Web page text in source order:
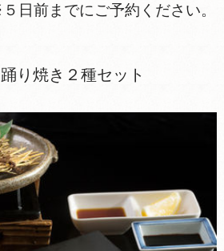
日前までにご予約ください。
り焼き２種セット